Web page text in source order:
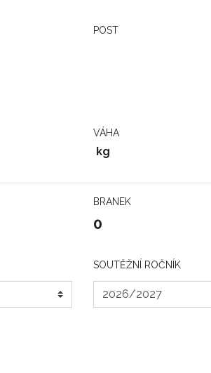
POST
VÁHA
kg
BRANEK
0
SOUTĚŽNÍ ROČNÍK